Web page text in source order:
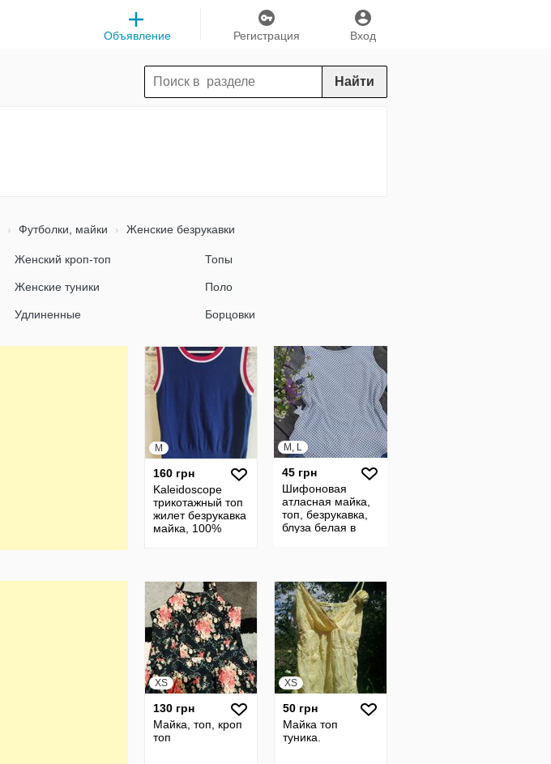
Вход
Регистрация
Объявление
Найти
Футболки, майки Женские безрукавки
Женский кроп-топ Топы
Женские туники Поло
Удлиненные Борцовки
M
160 грн
Kaleidoscope
трикотажный топ
жилет безрукавка
майка, 100%
M, L
45 грн
Шифоновая
атласная майка,
топ, безрукавка,
блуза белая в
XS
130 грн
Майка, топ, кроп
топ
XS
50 грн
Майка топ
туника.